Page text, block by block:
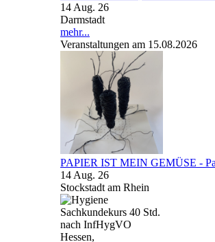
14 Aug. 26
Darmstadt
mehr...
Veranstaltungen am 15.08.2026
PAPIER IST MEIN GEMÜSE -
14 Aug. 26
Stockstadt am Rhein